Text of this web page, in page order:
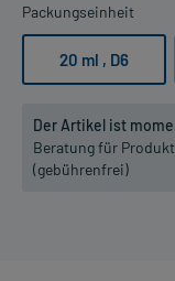
Packungseinheit
20 ml , D6
Der Artikel ist
Beratung für
(gebührenfrei)